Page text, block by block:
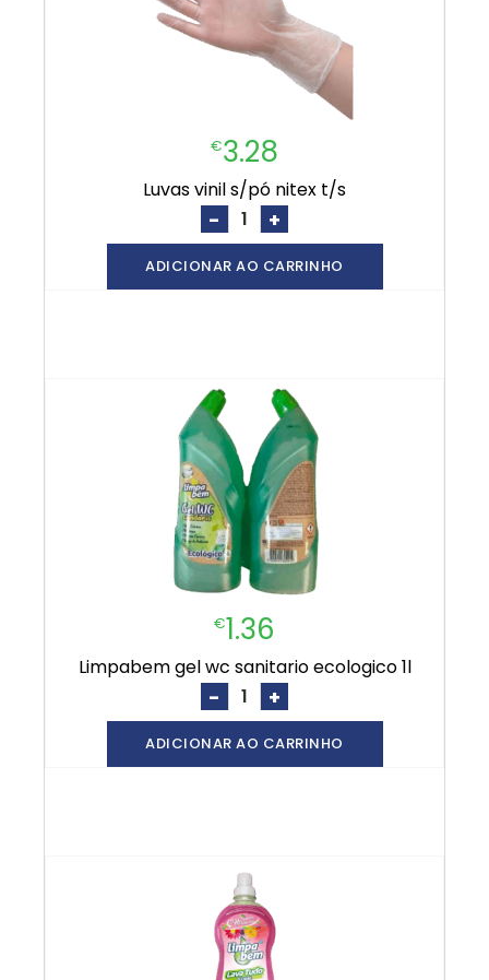
€3.28
luvas vinil s/pó nitex t/s
- +
ADICIONAR AO CARRINHO
€1.36
limpabem gel wc sanitario ecologico 1l
- +
ADICIONAR AO CARRINHO